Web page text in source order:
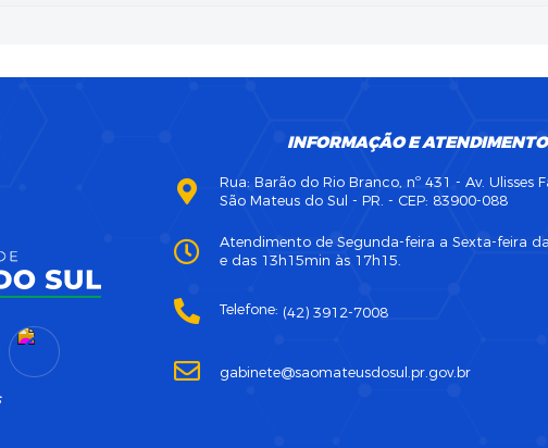
INFORMAÇÃO E ATENDIMENTO
Rua: Barão do Rio Branco, nº 431 - Av. Ulisses
São Mateus do Sul - PR. - CEP: 83900-088
Atendimento de Segunda-feira a Sexta-feira
e das 13h15min às 17h15.
Telefone: (42) 3912-7008
gabinete@saomateusdosul.pr.gov.br